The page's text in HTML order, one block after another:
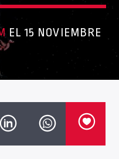
EL 15 NOVIEMBRE